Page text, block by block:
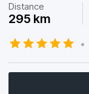
Distance
295 km
•